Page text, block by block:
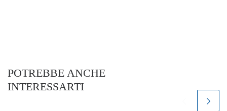
POTREBBE ANCHE
INTERESSARTI